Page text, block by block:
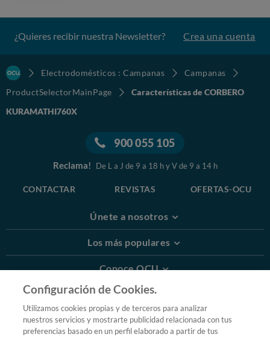
¿Quieres recibir nuestra Newsletter? Crea una cuenta
Electrodomésticos : Campanas
Campanas
ProductSelectorMainPage
Características de CORBERO
KURAMATHI760X
900 055 105
Reclama! De L a J de 9 a 18 h y V de 9 a 14 h
CONTACTAR REVISTAS OFERTAS-OCU
Únete a nosotros
Los más populares
Conoce OCU
Más Información
© 2026 OCU
Configuración de Cookies.
Utilizamos cookies propias y de terceros para analizar
nuestros servicios y mostrarte publicidad relacionada con tus
preferencias basado en un perfil elaborado a partir de tus